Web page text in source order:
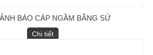
BÁO CÁP NGẦM BẰNG SỨ
Chi tiết